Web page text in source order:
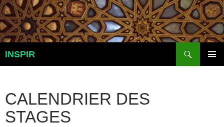
Aller
au
contenu
INSPIR
CALENDRIER DES
STAGES